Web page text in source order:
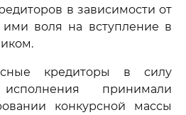
в зависимости от
воля на вступление в
кредиторы в силу
исполнения принимали
конкурсной массы